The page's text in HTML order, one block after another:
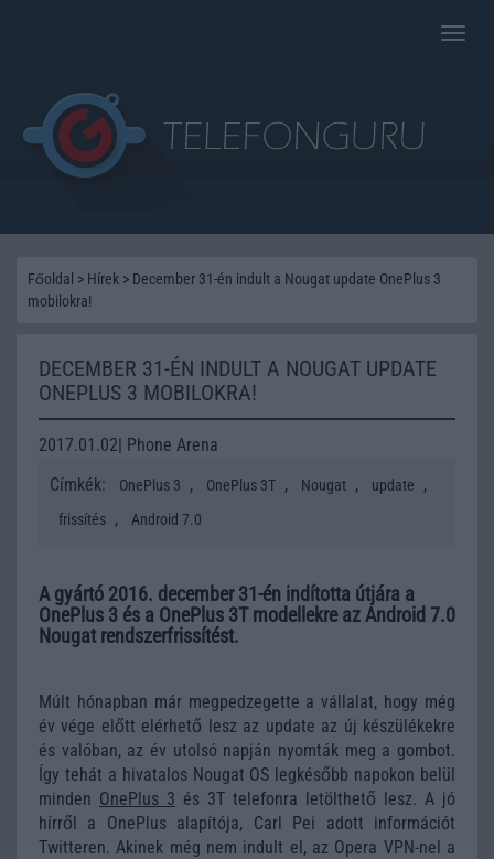
Toggle
Főoldal > Hírek > December 31-én indult a Nougat update OnePlus 3
mobilokra!
DECEMBER 31-ÉN INDULT A NOUGAT UPDATE
ONEPLUS 3 MOBILOKRA!
2017.01.02| Phone Arena
Címkék:
OnePlus 3 , OnePlus 3T , Nougat , update ,
frissítés , Android 7.0
A gyártó 2016. december 31-én indította útjára a
OnePlus 3 és a OnePlus 3T modellekre az Android 7.0
Nougat rendszerfrissítést.
Múlt hónapban már megpedzegette a vállalat, hogy még
év vége előtt elérhető lesz az update az új készülékekre
és valóban, az év utolsó napján nyomták meg a gombot.
Így tehát a hivatalos Nougat OS legkésőbb napokon belül
minden OnePlus 3 és 3T telefonra letölthető lesz. A jó
hírről a OnePlus alapítója, Carl Pei adott információt
Twitteren. Akinek még nem indult el, az Opera VPN-nel a